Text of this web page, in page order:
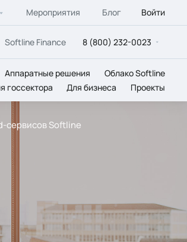
Мероприятия Блог Войти
Softline Finance 8 (800) 232-0023
Аппаратные решения
Облако Softline
госсектора Для бизнеса Проекты
сервисов Softline